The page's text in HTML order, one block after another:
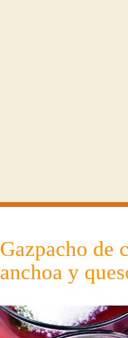
Gazpacho de
anchoa y